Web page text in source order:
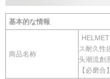
基本的な情報
商品名称
ス耐久性
头潮流創
【必磨合】